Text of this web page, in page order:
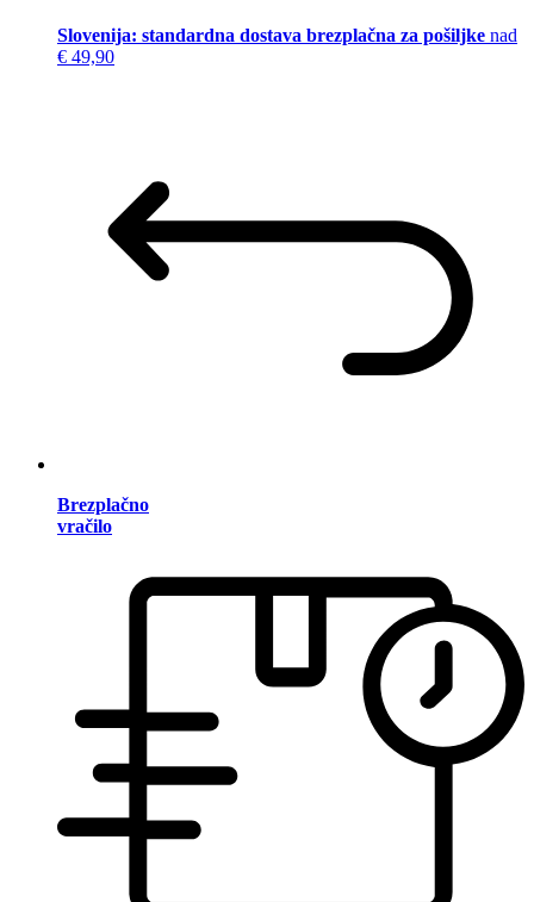
Slovenija: standardna dostava brezplačna za pošiljke nad
€ 49,90
Brezplačno
vračilo